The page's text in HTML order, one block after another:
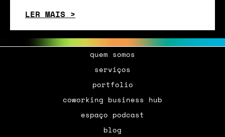
LER MAIS >
quem somos
serviços
portfolio
coworking business hub
espaço podcast
blog